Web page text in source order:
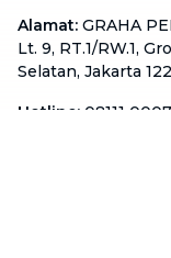
Alamat: GRAHA
Lt. 9, RT.1/RW.1,
Selatan, Jakarta
Hotline: 08111